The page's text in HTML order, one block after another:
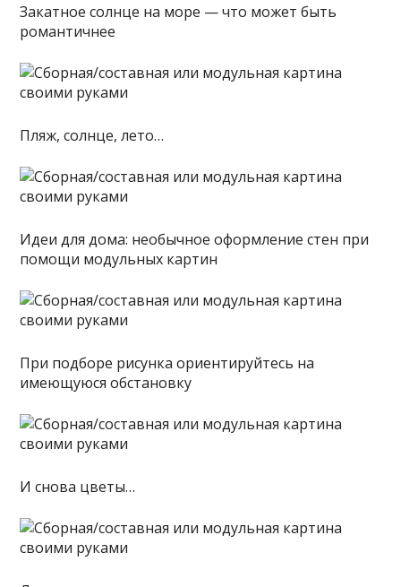
Закатное солнце на море — что может быть
романтичнее
Пляж, солнце, лето…
Идеи для дома: необычное оформление стен при
помощи модульных картин
При подборе рисунка ориентируйтесь на
имеющуюся обстановку
И снова цветы…